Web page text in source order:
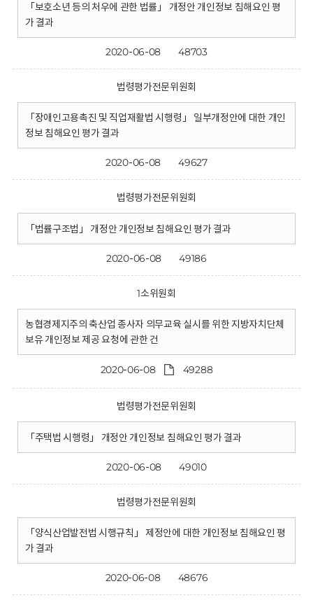
「보호소년 등의 처우에 관한 법률」 개정안 개인정보 침해요인 평
가 결과
2020-06-08 48703
법령평가전문위원회
「장애인고용촉진 및 직업재활법 시행령」 일부개정안에 대한 개인
정보 침해요인 평가 결과
2020-06-08 49627
법령평가전문위원회
「법률구조법」 개정안 개인정보 침해요인 평가 결과
2020-06-08 49186
1소위원회
농협경제지주의 축산업 종사자 의무교육 실시를 위한 지방자치단체
보유 개인정보 제공 요청에 관한 건
2020-06-08 49288
법령평가전문위원회
「주택법 시행령」 개정안 개인정보 침해요인 평가 결과
2020-06-08 49010
법령평가전문위원회
「양식산업발전법 시행규칙」 제정안에 대한 개인정보 침해요인 평
가 결과
2020-06-08 48676